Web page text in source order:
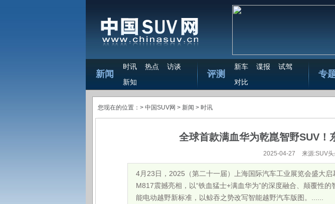
新闻
时讯 热点
访谈
新知
评测
新车 谍报
试驾
对比
专
您现在的位置：> 中国SUV网 > 新闻 > 时讯
全球首款满血华为乾崑智野SUV
2025-04-27 来源:SUV头
4月23日，2025（第二十一届）上海国际汽车工业展览会盛大
M817震撼亮相，以“铁血猛士+满血华为”的深度融合、颠覆性
能电动越野新标准，以鲸吞之势改写智能越野汽车版图。......